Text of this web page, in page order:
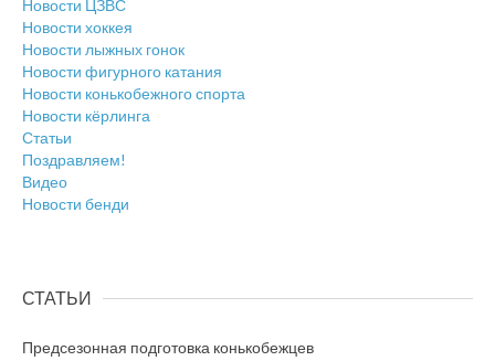
Новости ЦЗВС
Новости хоккея
Новости лыжных гонок
Новости фигурного катания
Новости конькобежного спорта
Новости кёрлинга
Статьи
Поздравляем!
Видео
Новости бенди
СТАТЬИ
Предсезонная подготовка конькобежцев